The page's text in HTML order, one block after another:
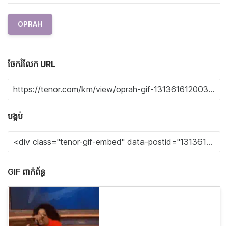
OPRAH
ចែករំលែក URL
បង្កប់
GIF ពាក់ព័ន្ធ